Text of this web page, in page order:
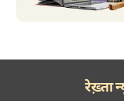
रेख़्ता